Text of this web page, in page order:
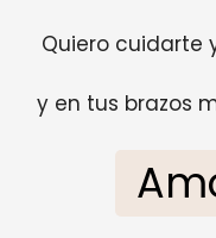
Quiero cuidarte
y en tus brazos